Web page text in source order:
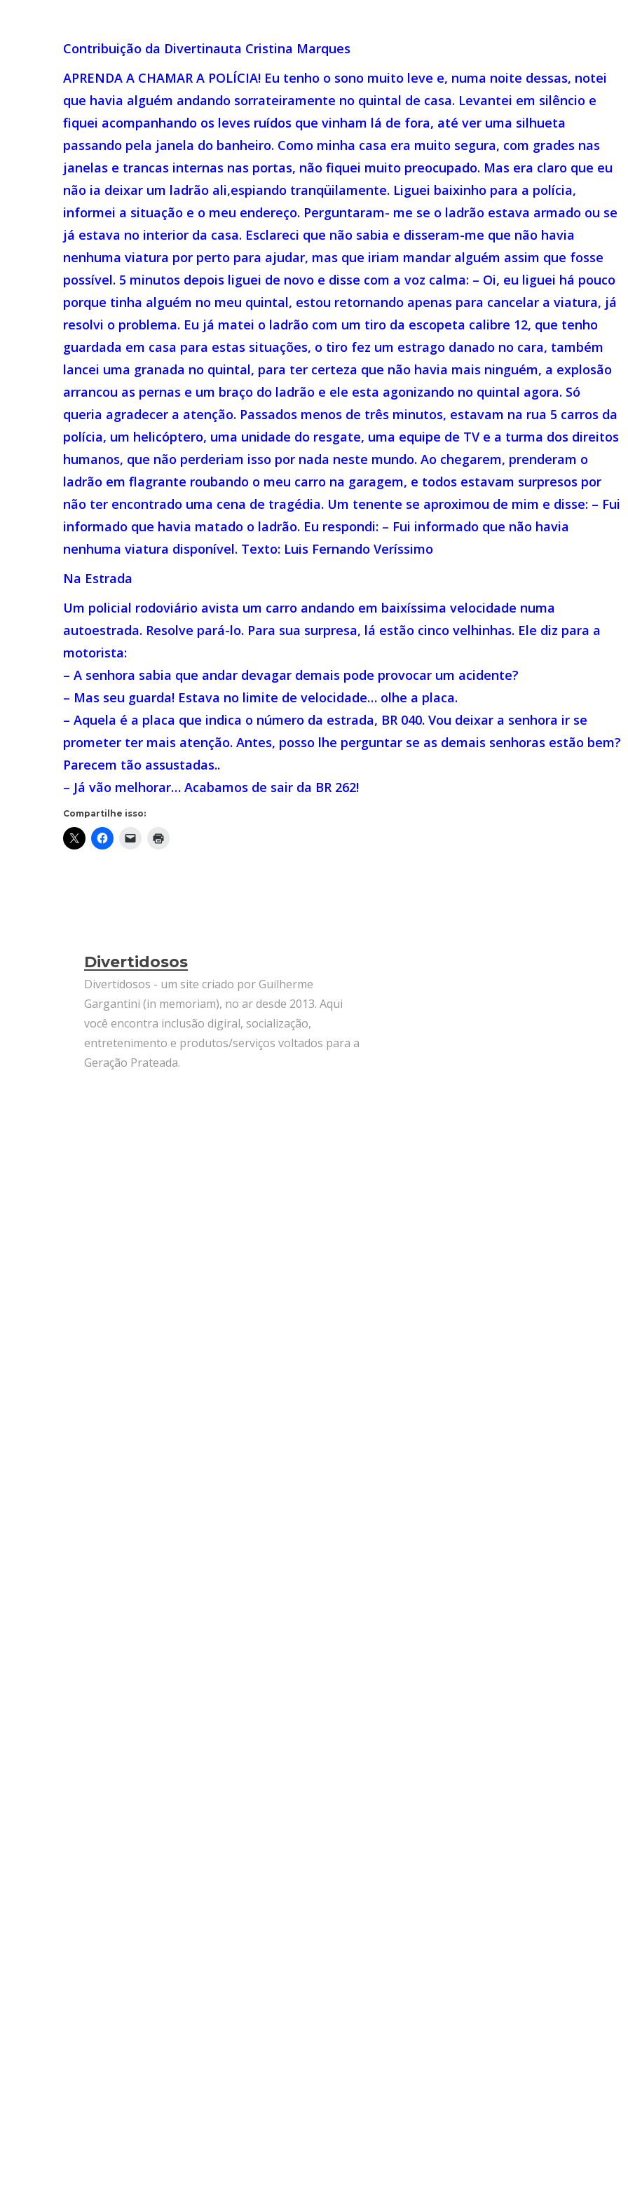
Hit enter to search or ESC to close
Contribuição da Divertinauta Cristina Marques
APRENDA A CHAMAR A POLÍCIA! Eu tenho o sono muito leve e, numa noite dessas, notei
que havia alguém andando sorrateiramente no quintal de casa. Levantei em silêncio e
fiquei acompanhando os leves ruídos que vinham lá de fora, até ver uma silhueta
passando pela janela do banheiro. Como minha casa era muito segura, com grades nas
janelas e trancas internas nas portas, não fiquei muito preocupado. Mas era claro que eu
não ia deixar um ladrão ali,espiando tranqüilamente. Liguei baixinho para a polícia,
informei a situação e o meu endereço. Perguntaram- me se o ladrão estava armado ou se
já estava no interior da casa. Esclareci que não sabia e disseram-me que não havia
nenhuma viatura por perto para ajudar, mas que iriam mandar alguém assim que fosse
possível. 5 minutos depois liguei de novo e disse com a voz calma: – Oi, eu liguei há pouco
porque tinha alguém no meu quintal, estou retornando apenas para cancelar a viatura, já
resolvi o problema. Eu já matei o ladrão com um tiro da escopeta calibre 12, que tenho
guardada em casa para estas situações, o tiro fez um estrago danado no cara, também
lancei uma granada no quintal, para ter certeza que não havia mais ninguém, a explosão
arrancou as pernas e um braço do ladrão e ele esta agonizando no quintal agora. Só
queria agradecer a atenção. Passados menos de três minutos, estavam na rua 5 carros da
polícia, um helicóptero, uma unidade do resgate, uma equipe de TV e a turma dos direitos
humanos, que não perderiam isso por nada neste mundo. Ao chegarem, prenderam o
ladrão em flagrante roubando o meu carro na garagem, e todos estavam surpresos por
não ter encontrado uma cena de tragédia. Um tenente se aproximou de mim e disse: – Fui
informado que havia matado o ladrão. Eu respondi: – Fui informado que não havia
nenhuma viatura disponível. Texto: Luis Fernando Veríssimo
Na Estrada
Um policial rodoviário avista um carro andando em baixíssima velocidade numa
autoestrada. Resolve pará-lo. Para sua surpresa, lá estão cinco velhinhas. Ele diz para a
motorista:
– A senhora sabia que andar devagar demais pode provocar um acidente?
– Mas seu guarda! Estava no limite de velocidade… olhe a placa.
– Aquela é a placa que indica o número da estrada, BR 040. Vou deixar a senhora ir se
prometer ter mais atenção. Antes, posso lhe perguntar se as demais senhoras estão bem?
Parecem tão assustadas..
– Já vão melhorar… Acabamos de sair da BR 262!
Compartilhe isso:
Divertidosos
Divertidosos - um site criado por Guilherme
Gargantini (in memoriam), no ar desde 2013. Aqui
você encontra inclusão digiral, socialização,
entretenimento e produtos/serviços voltados para a
Geração Prateada.